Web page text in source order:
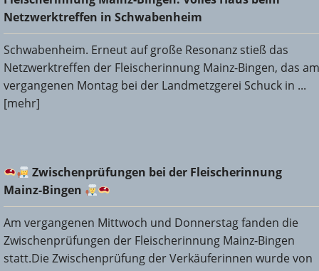
Netzwerktreffen in Schwabenheim
Netzwerktreffen in Schwabenheim
Schwabenheim. Erneut auf große Resonanz stieß das
Netzwerktreffen der Fleischerinnung Mainz-Bingen, das am
vergangenen Montag bei der Landmetzgerei Schuck in ...
[mehr]
Zwischenprüfungen bei der Fleischerinnung Mainz-
Bingen
Zwischenprüfungen bei der Fleischerinnung
Mainz-Bingen
Am vergangenen Mittwoch und Donnerstag fanden die
Zwischenprüfungen der Fleischerinnung Mainz-Bingen
statt.Die Zwischenprüfung der Verkäuferinnen wurde von